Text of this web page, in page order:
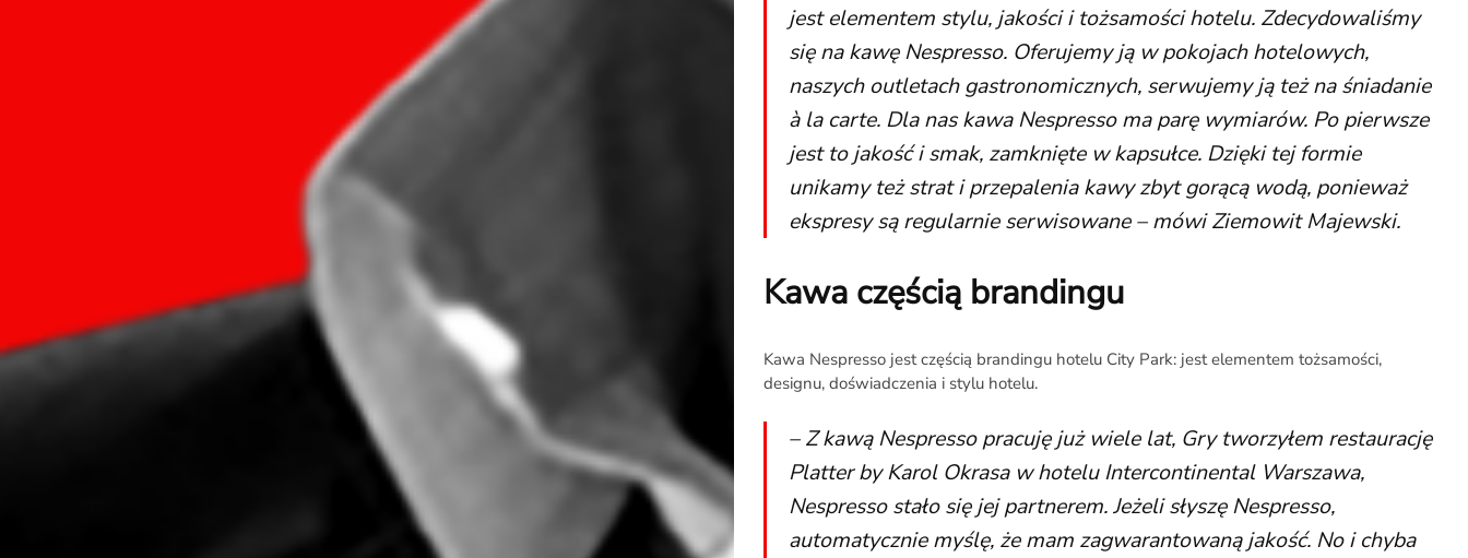
Rozmowa
na
Noże
Search
jest elementem stylu, jakości i tożsamości hotelu. Zdecydowaliśmy
się na kawę Nespresso. Oferujemy ją w pokojach hotelowych,
naszych outletach gastronomicznych, serwujemy ją też na śniadanie
à la carte. Dla nas kawa Nespresso ma parę wymiarów. Po pierwsze
jest to jakość i smak, zamknięte w kapsułce. Dzięki tej formie
unikamy też strat i przepalenia kawy zbyt gorącą wodą, ponieważ
ekspresy są regularnie serwisowane – mówi Ziemowit Majewski.
Kawa częścią brandingu
Kawa Nespresso jest częścią brandingu hotelu City Park: jest elementem tożsamości,
designu, doświadczenia i stylu hotelu.
– Z kawą Nespresso pracuję już wiele lat, Gry tworzyłem restaurację
Platter by Karol Okrasa w hotelu Intercontinental Warszawa,
Nespresso stało się jej partnerem. Jeżeli słyszę Nespresso,
automatycznie myślę, że mam zagwarantowaną jakość. No i chyba